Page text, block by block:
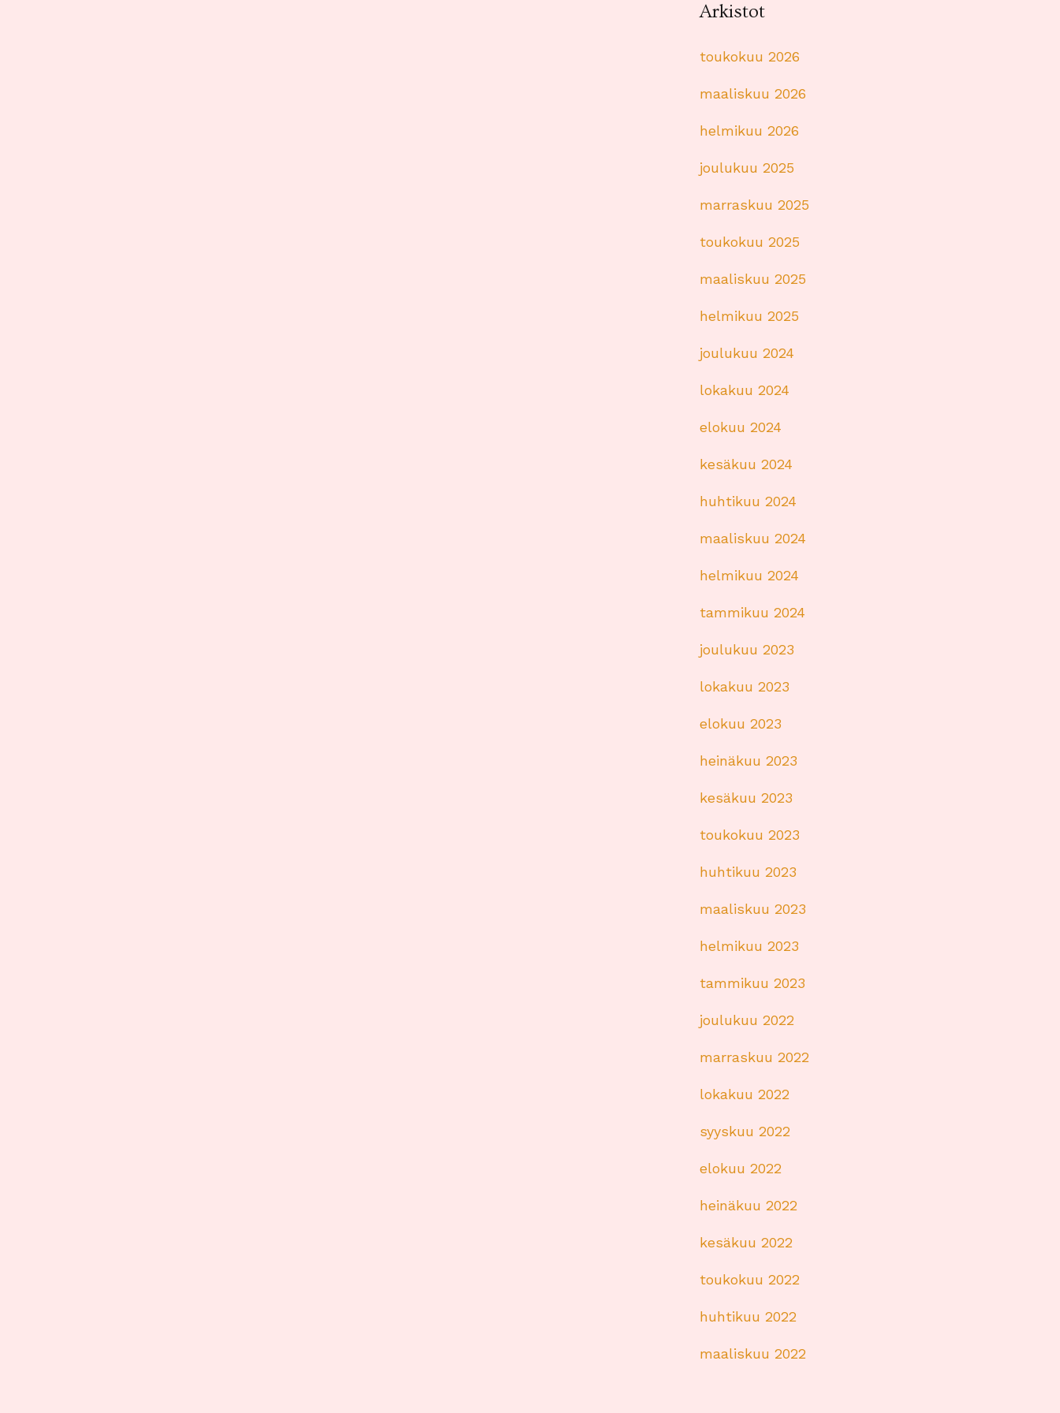
Arkistot
toukokuu 2026
maaliskuu 2026
helmikuu 2026
joulukuu 2025
marraskuu 2025
toukokuu 2025
maaliskuu 2025
helmikuu 2025
joulukuu 2024
lokakuu 2024
elokuu 2024
kesäkuu 2024
huhtikuu 2024
maaliskuu 2024
helmikuu 2024
tammikuu 2024
joulukuu 2023
lokakuu 2023
elokuu 2023
heinäkuu 2023
kesäkuu 2023
toukokuu 2023
huhtikuu 2023
maaliskuu 2023
helmikuu 2023
tammikuu 2023
joulukuu 2022
marraskuu 2022
lokakuu 2022
syyskuu 2022
elokuu 2022
heinäkuu 2022
kesäkuu 2022
toukokuu 2022
huhtikuu 2022
maaliskuu 2022